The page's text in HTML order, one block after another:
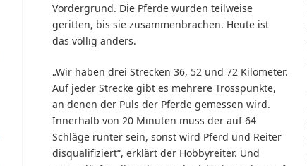
Vordergrund. Die Pferde wurden teilweise
geritten, bis sie zusammenbrachen. Heute ist
das völlig anders.
„Wir haben drei Strecken 36, 52 und 72 Kilometer.
Auf jeder Strecke gibt es mehrere Trosspunkte,
an denen der Puls der Pferde gemessen wird.
Innerhalb von 20 Minuten muss der auf 64
Schläge runter sein, sonst wird Pferd und Reiter
disqualifiziert“, erklärt der Hobbyreiter. Und